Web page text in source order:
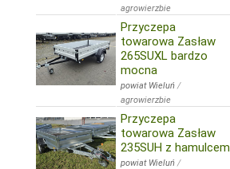
agrowierzbie
Przyczepa
towarowa Zasław
265SUXL bardzo
mocna
powiat Wieluń /
agrowierzbie
Przyczepa
towarowa Zasław
235SUH z hamulcem
powiat Wieluń /